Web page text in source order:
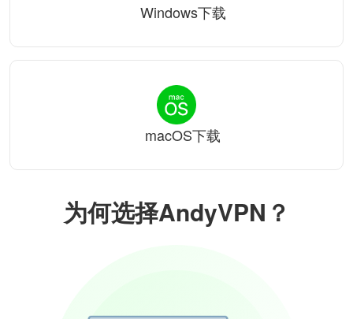
为何选择AndyVPN？
Windows下载
macOS下载